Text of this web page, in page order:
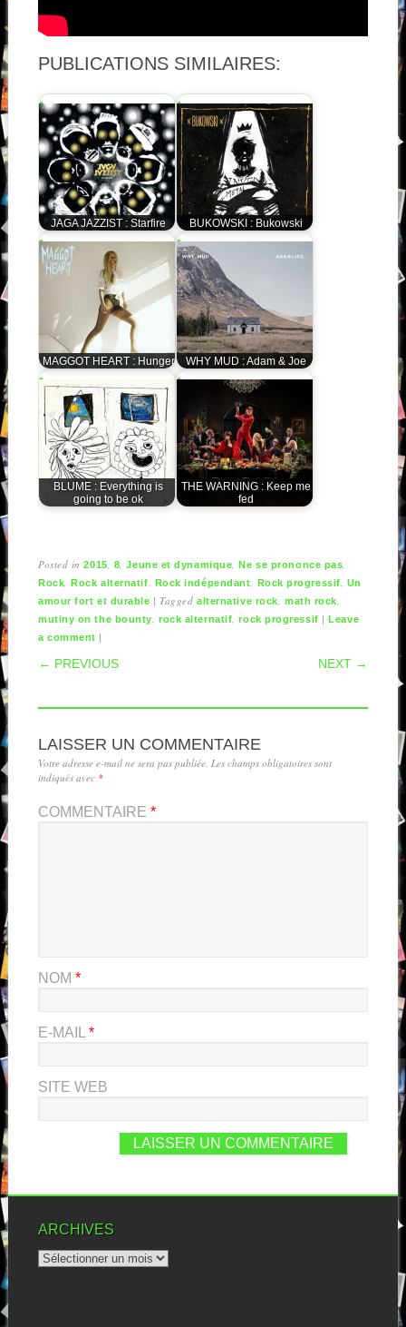
PUBLICATIONS SIMILAIRES:
JAGA JAZZIST : Starfire BUKOWSKI : Bukowski
MAGGOT HEART : Hunger WHY MUD : Adam & Joe
BLUME : Everything is
going to be ok
THE WARNING : Keep me
fed
Posted in2015 8 ,Jeune et dynamique ,Ne se prononce pas
Rock ,Rock alternatif Rock indépendant Rock progressif
Un
amour fort et durable |Taggedalternative rock math rock
mutiny on the bounty ,rock alternatif ,rock progressif |Leave
a comment |
POST NAVIGATION
← PREVIOUS NEXT →
LAISSER UN COMMENTAIRE
Votre adresse e-mail ne sera pas publiée. Les champs obligatoires sont
indiqués avec *
COMMENTAIRE *
NOM *
E-MAIL *
SITE WEB
ARCHIVES